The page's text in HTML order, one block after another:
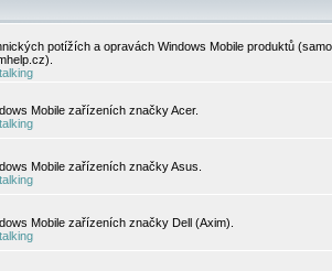
potížích a opravách Windows Mobile produktů
Mobile zařízeních značky Acer.
Mobile zařízeních značky Asus.
Mobile zařízeních značky Dell (Axim).